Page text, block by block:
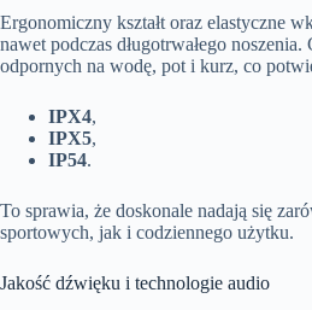
Ergonomiczny kształt oraz elastyczne
nawet podczas długotrwałego
odpornych na wodę, pot i kurz, co
IPX4,
IPX5,
IP54.
To sprawia, że doskonale nadają się
sportowych, jak i codziennego użytku.
Jakość dźwięku i technologie audio